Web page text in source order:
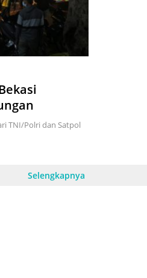
TNI/Polri dan Satpol
Selengkapnya